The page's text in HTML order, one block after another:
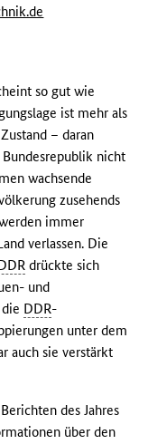
so gut wie
ist mehr als
– daran
nicht
wachsende
zusehends
immer
verlassen. Die
drückte sich
und
DDR-
unter dem
auch sie verstärkt
des Jahres
über den